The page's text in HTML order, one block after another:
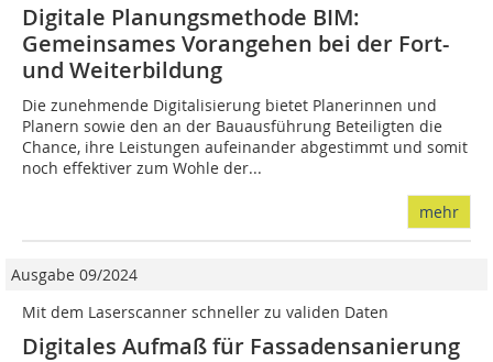
Digitale Planungsmethode BIM:
Gemeinsames Vorangehen bei der Fort-
und Weiterbildung
Die zunehmende Digitalisierung bietet Planerinnen und
Planern sowie den an der Bauausführung Beteiligten die
Chance, ihre Leistungen aufeinander abgestimmt und somit
noch effektiver zum Wohle der...
mehr
Ausgabe 09/2024
Mit dem Laserscanner schneller zu validen Daten
Digitales Aufmaß für Fassadensanierung